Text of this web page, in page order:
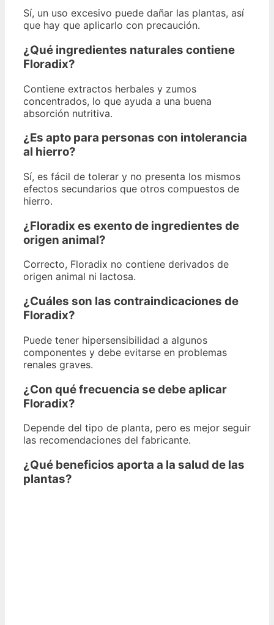
Sí, un uso excesivo puede dañar las plantas, así
que hay que aplicarlo con precaución.
¿Qué ingredientes naturales contiene
Floradix?
Contiene extractos herbales y zumos
concentrados, lo que ayuda a una buena
absorción nutritiva.
¿Es apto para personas con intolerancia
al hierro?
Sí, es fácil de tolerar y no presenta los mismos
efectos secundarios que otros compuestos de
hierro.
¿Floradix es exento de ingredientes de
origen animal?
Correcto, Floradix no contiene derivados de
origen animal ni lactosa.
¿Cuáles son las contraindicaciones de
Floradix?
Puede tener hipersensibilidad a algunos
componentes y debe evitarse en problemas
renales graves.
¿Con qué frecuencia se debe aplicar
Floradix?
Depende del tipo de planta, pero es mejor seguir
las recomendaciones del fabricante.
¿Qué beneficios aporta a la salud de las
plantas?